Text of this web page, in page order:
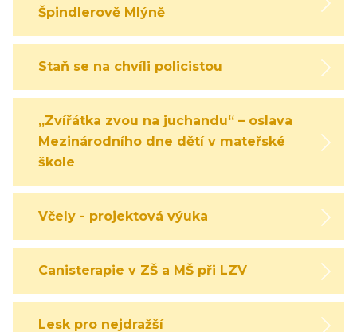
Špindlerově Mlýně
Staň se na chvíli policistou
„Zvířátka zvou na juchandu“ – oslava
Mezinárodního dne dětí v mateřské
škole
Včely - projektová výuka
Canisterapie v ZŠ a MŠ při LZV
Lesk pro nejdražší